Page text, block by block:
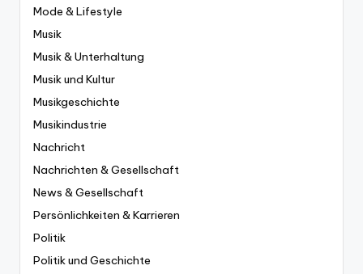
Mode & Lifestyle
Musik
Musik & Unterhaltung
Musik und Kultur
Musikgeschichte
Musikindustrie
Nachricht
Nachrichten & Gesellschaft
News & Gesellschaft
Persönlichkeiten & Karrieren
Politik
Politik und Geschichte